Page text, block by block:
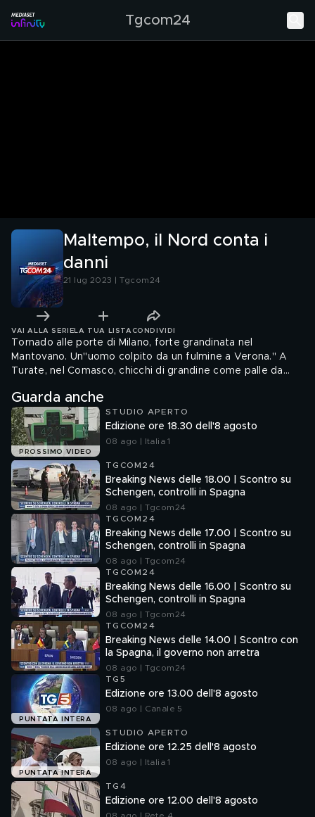
Tgcom24
Maltempo, il Nord conta i
danni
21 lug 2023 | Tgcom24
VAI ALLA SERIE LA TUA LISTA CONDIVIDI
Tornado alle porte di Milano, forte grandinata nel
Mantovano. Un"uomo colpito da un fulmine a Verona." A
Turate, nel Comasco, chicchi di grandine come palle da
Guarda anche
PROSSIMO VIDEO
STUDIO APERTO
Edizione ore 18.30 dell'8 agosto
08 ago | Italia 1
TGCOM24
Breaking News delle 18.00 | Scontro su
Schengen, controlli in Spagna
08 ago | Tgcom24
TGCOM24
Breaking News delle 17.00 | Scontro su
Schengen, controlli in Spagna
08 ago | Tgcom24
TGCOM24
Breaking News delle 16.00 | Scontro su
Schengen, controlli in Spagna
08 ago | Tgcom24
TGCOM24
Breaking News delle 14.00 | Scontro con
la Spagna, il governo non arretra
08 ago | Tgcom24
PUNTATA INTERA
TG5
Edizione ore 13.00 dell'8 agosto
08 ago | Canale 5
PUNTATA INTERA
STUDIO APERTO
Edizione ore 12.25 dell'8 agosto
08 ago | Italia 1
TG4
Edizione ore 12.00 dell'8 agosto